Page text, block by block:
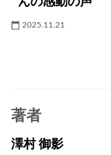
2025.11.21
著者
澤村 御影